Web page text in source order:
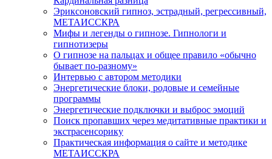
Эриксоновский гипноз, эстрадный, регрессивный,
МЕТАИССКРА
Мифы и легенды о гипнозе. Гипнологи и
гипнотизеры
О гипнозе на пальцах и общее правило «обычно
бывает по-разному»
Интервью с автором методики
Энергетические блоки, родовые и семейные
программы
Энергетические подключки и выброс эмоций
Поиск пропавших через медитативные практики и
экстрасенсорику
Практическая информация о сайте и методике
МЕТАИССКРА